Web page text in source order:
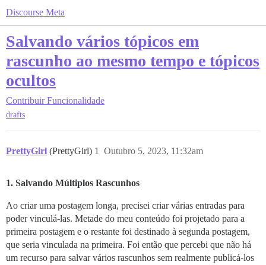
Discourse Meta
Salvando vários tópicos em
rascunho ao mesmo tempo e tópicos
ocultos
Contribuir Funcionalidade
drafts
PrettyGirl (PrettyGirl) Outubro 5, 2023, 11:32am
1
1. Salvando Múltiplos Rascunhos
Ao criar uma postagem longa, precisei criar várias entradas para
poder vinculá-las. Metade do meu conteúdo foi projetado para a
primeira postagem e o restante foi destinado à segunda postagem,
que seria vinculada na primeira. Foi então que percebi que não há
um recurso para salvar vários rascunhos sem realmente publicá-los